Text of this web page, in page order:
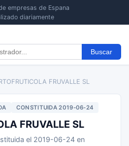
empresas de Espana
diariamente
Buscar
FRUVALLE SL
CONSTITUIDA 2019-06-24
FRUVALLE SL
el 2019-06-24 en